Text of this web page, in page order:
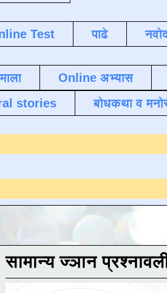
Test पाढे
Online अभ्यास
stories
बोधकथा व
सामान्य ज्ञान